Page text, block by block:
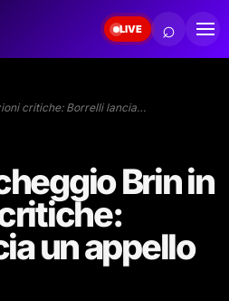
LIVE ⌕
critiche: Borrelli lancia…
Brin in
un appello